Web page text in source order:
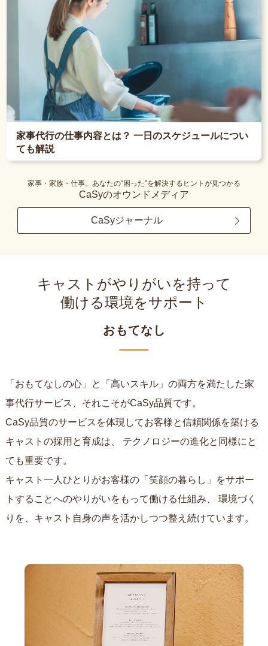
家事代行の仕事内容とは？ 一日のスケジュールについ
ても解説
家事・家族・仕事。あなたの“困った”を解決するヒントが見つかる
CaSyのオウンドメディア
CaSyジャーナル
キャストがやりがいを持って
働ける環境をサポート
おもてなし
「おもてなしの心」と「高いスキル」の両方を満たした家
事代行サービス、それこそがCaSy品質です。
CaSy品質のサービスを体現してお客様と信頼関係を築ける
キャストの採用と育成は、
ても重要です。
キャスト一人ひとりがお客様の「笑顔の暮らし」をサポー
トすることへのやりがいをもって働ける仕組み、
りを、キャスト自身の声を活かしつつ整え続けています。